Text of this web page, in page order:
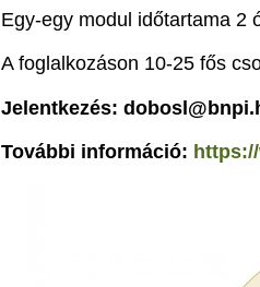
Egy-egy modul időtartama 2
A foglalkozáson 10-25 fős
Jelentkezés:
További információ: